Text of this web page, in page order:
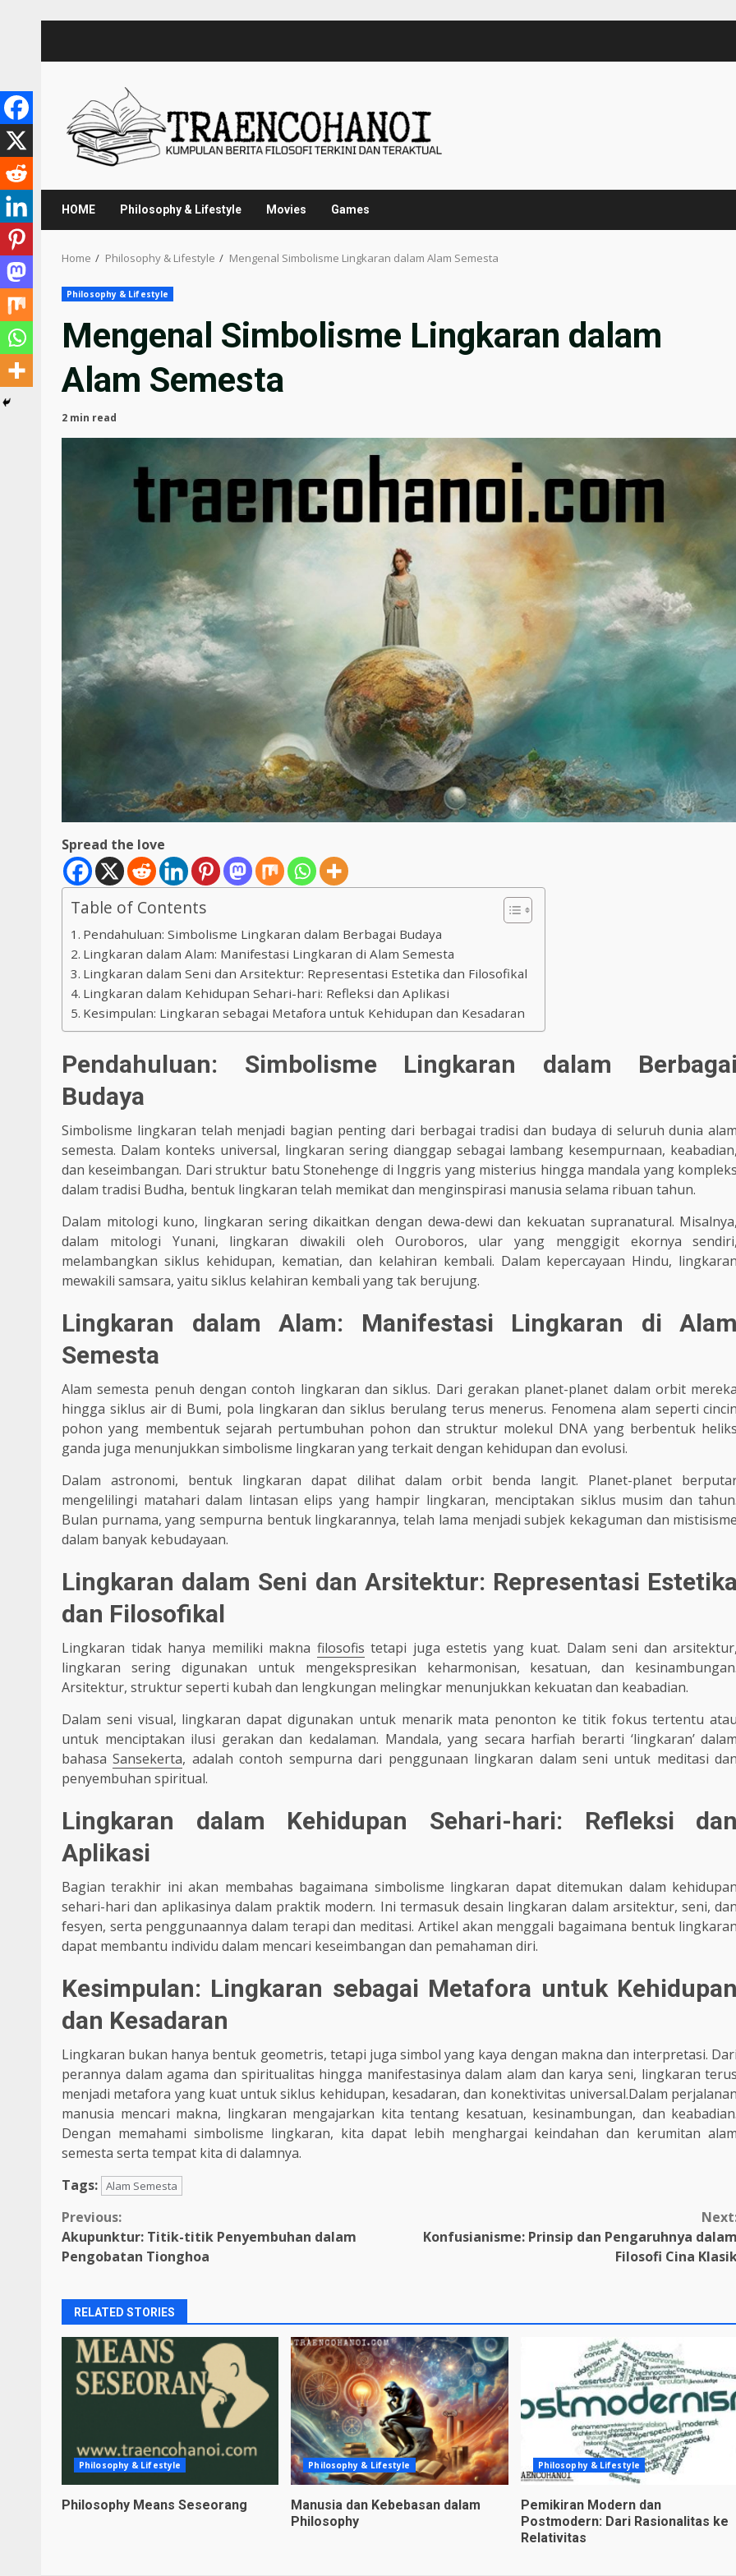
HOME Philosophy & Lifestyle Movies Games
Home Philosophy & Lifestyle Mengenal Simbolisme Lingkaran dalam Alam Semesta
Philosophy & Lifestyle
Mengenal Simbolisme Lingkaran dalam
Alam Semesta
2 min read
Spread the love
Table of Contents
Pendahuluan: Simbolisme Lingkaran dalam Berbagai Budaya
Lingkaran dalam Alam: Manifestasi Lingkaran di Alam Semesta
Lingkaran dalam Seni dan Arsitektur: Representasi Estetika dan Filosofikal
Lingkaran dalam Kehidupan Sehari-hari: Refleksi dan Aplikasi
Kesimpulan: Lingkaran sebagai Metafora untuk Kehidupan dan Kesadaran
Pendahuluan: Simbolisme Lingkaran dalam Berbagai
Budaya
Simbolisme lingkaran telah menjadi bagian penting dari berbagai tradisi dan budaya di seluruh dunia alam
semesta. Dalam konteks universal, lingkaran sering dianggap sebagai lambang kesempurnaan, keabadian,
dan keseimbangan. Dari struktur batu Stonehenge di Inggris yang misterius hingga mandala yang kompleks
dalam tradisi Budha, bentuk lingkaran telah memikat dan menginspirasi manusia selama ribuan tahun.
Dalam mitologi kuno, lingkaran sering dikaitkan dengan dewa-dewi dan kekuatan supranatural. Misalnya,
dalam mitologi Yunani, lingkaran diwakili oleh Ouroboros, ular yang menggigit ekornya sendiri,
melambangkan siklus kehidupan, kematian, dan kelahiran kembali. Dalam kepercayaan Hindu, lingkaran
mewakili samsara, yaitu siklus kelahiran kembali yang tak berujung.
Lingkaran dalam Alam: Manifestasi Lingkaran di Alam
Semesta
Alam semesta penuh dengan contoh lingkaran dan siklus. Dari gerakan planet-planet dalam orbit mereka
hingga siklus air di Bumi, pola lingkaran dan siklus berulang terus menerus. Fenomena alam seperti cincin
pohon yang membentuk sejarah pertumbuhan pohon dan struktur molekul DNA yang berbentuk heliks
ganda juga menunjukkan simbolisme lingkaran yang terkait dengan kehidupan dan evolusi.
Dalam astronomi, bentuk lingkaran dapat dilihat dalam orbit benda langit. Planet-planet
mengelilingi matahari dalam lintasan elips yang hampir lingkaran, menciptakan siklus musim dan tahun.
Bulan purnama, yang sempurna bentuk lingkarannya, telah lama menjadi subjek kekaguman dan mistisisme
dalam banyak kebudayaan.
Lingkaran dalam Seni dan Arsitektur: Representasi Estetika
dan Filosofikal
Lingkaran tidak hanya memiliki makna filosofis tetapi juga estetis yang kuat. Dalam seni dan arsitektur,
lingkaran sering digunakan untuk mengekspresikan keharmonisan, kesatuan, dan kesinambungan.
Arsitektur, struktur seperti kubah dan lengkungan melingkar menunjukkan kekuatan dan keabadian.
Dalam seni visual, lingkaran dapat digunakan untuk menarik mata penonton ke titik fokus tertentu atau
untuk menciptakan ilusi gerakan dan kedalaman. Mandala, yang secara harfiah berarti ‘lingkaran’ dalam
bahasaSansekerta, adalah contoh sempurna dari penggunaan lingkaran dalam seni untuk meditasi dan
penyembuhan spiritual.
Lingkaran dalam Kehidupan Sehari-hari: Refleksi dan
Aplikasi
Bagian terakhir ini akan membahas bagaimana simbolisme lingkaran dapat ditemukan dalam kehidupan
sehari-hari dan aplikasinya dalam praktik modern. Ini termasuk desain lingkaran dalam arsitektur, seni, dan
fesyen, serta penggunaannya dalam terapi dan meditasi. Artikel akan menggali bagaimana bentuk lingkaran
dapat membantu individu dalam mencari keseimbangan dan pemahaman diri.
Kesimpulan: Lingkaran sebagai Metafora untuk Kehidupan
dan Kesadaran
Lingkaran bukan hanya bentuk geometris, tetapi juga simbol yang kaya dengan makna dan interpretasi. Dari
perannya dalam agama dan spiritualitas hingga manifestasinya dalam alam dan karya seni, lingkaran terus
menjadi metafora yang kuat untuk siklus kehidupan, kesadaran, dan konektivitas universal.Dalam perjalanan
manusia mencari makna, lingkaran mengajarkan kita tentang kesatuan, kesinambungan, dan keabadian.
Dengan memahami simbolisme lingkaran, kita dapat lebih menghargai keindahan dan kerumitan alam
semesta serta tempat kita di dalamnya.
Tags: Alam Semesta
Continue
Reading
Previous:
Akupunktur: Titik-titik Penyembuhan dalam
Pengobatan Tionghoa
Konfusianisme: Prinsip dan Pengaruhnya dalam
Filosofi Cina
RELATED STORIES
Philosophy & Lifestyle
Philosophy Means Seseorang
Philosophy & Lifestyle
Manusia dan Kebebasan dalam
Philosophy
Philosophy & Lifestyle
Pemikiran Modern dan
Postmodern: Dari Rasionalitas ke
Relativitas